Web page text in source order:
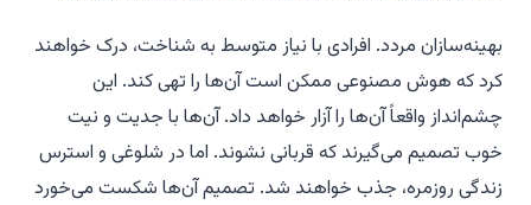
بهینه‌سازان مردد. افرادی با نیاز متوسط به شناخت، درک خواهند
کرد که هوش مصنوعی ممکن است آن‌ها را تهی کند. این
چشم‌انداز واقعاً آن‌ها را آزار خواهد داد. آن‌ها با جدیت و نیت
خوب تصمیم می‌گیرند که قربانی نشوند. اما در شلوغی و استرس
زندگی روزمره، جذب خواهند شد. تصمیم آن‌ها شکست می‌خورد